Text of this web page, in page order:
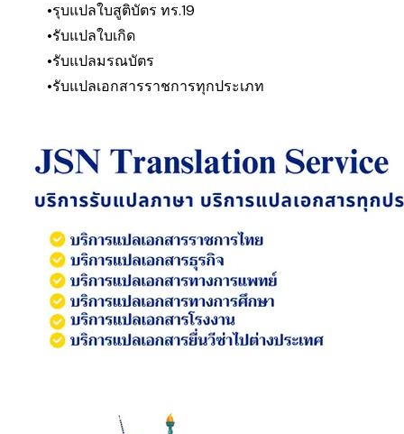
รุบแปลใบสูติบัตร ทร.19
รับแปลใบเกิด
รับแปลมรณบัตร
รับแปลเอกสารราชการทุกประเภท